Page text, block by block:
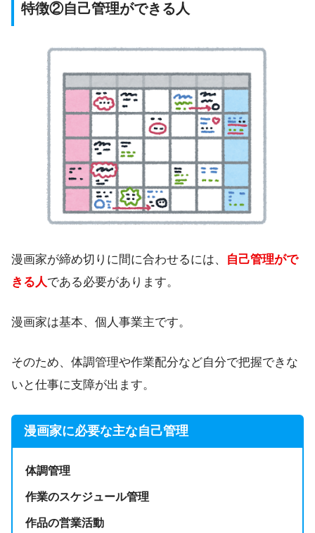
特徴②自己管理ができる人
漫画家が締め切りに間に合わせるには、
自己管理がで
きる人である必要があります。
漫画家は基本、個人事業主です。
そのため、体調管理や作業配分など自分で把握できな
いと仕事に支障が出ます。
漫画家に必要な主な自己管理
体調管理
作業のスケジュール管理
作品の営業活動